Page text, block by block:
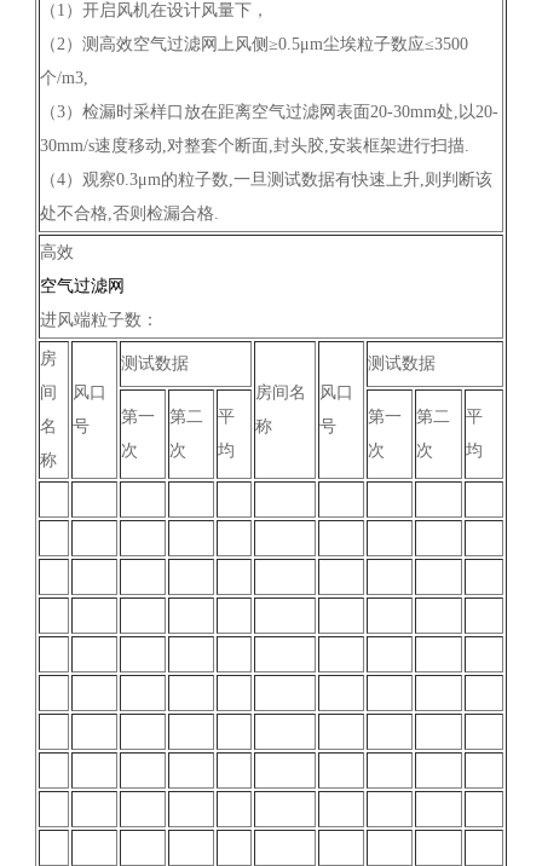
（1）开启风机在设计风量下，
（2）测高效空气过滤网上风侧≥0.5μm尘埃粒子数应≤3500
个/m3,
（3）检漏时采样口放在距离空气过滤网表面20-30mm处,以20-
30mm/s速度移动,对整套个断面,封头胶,安装框架进行扫描.
（4）观察0.3μm的粒子数,一旦测试数据有快速上升,则判断该
处不合格,否则检漏合格.
高效
空气过滤网
进风端粒子数：
房
间
名
称
风口
号
测试数据
房间名
称
风口
号
测试数据
第一
次
第二
次
平
均
第一
次
第二
次
平
均